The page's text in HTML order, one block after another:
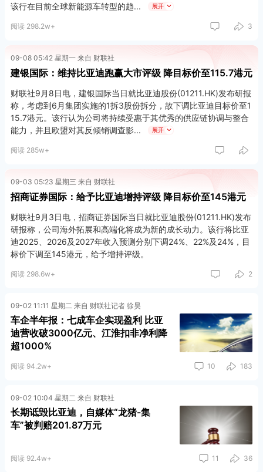
该行在目前全球新能源车转型的趋
展开
阅读 298.2w+ 3
09-08 05:42 星期一 来自 财联社
建银国际：维持比亚迪跑赢大市评级 降目标价至115.7港元
财联社9月8日电，建银国际当日就比亚迪股份(01211.HK)发布研报
称，考虑到6月集团实施的1拆3股份拆分，故下调比亚迪目标价至1
15.7港元。该行认为公司将持续受惠于其优秀的供应链协调与整合
能力，并且欧盟对其反倾销调查影
展开
阅读 285w+
09-03 05:23 星期三 来自 财联社
招商证券国际：给予比亚迪增持评级 降目标价至145港元
财联社9月3日电，招商证券国际当日就比亚迪股份(01211.HK)发布
研报称，公司海外拓展和高端化将成为新的成长动力。该行将比亚
迪2025、2026及2027年收入预测分别下调24%、22%及24%，目
标价下调至145港元，给予增持评级。
阅读 298.6w+ 2
09-02 11:11 星期二 来自 财联社记者 徐昊
车企半年报：七成车企实现盈利 比亚
迪营收破3000亿元、江淮扣非净利降
超1000%
阅读 94.2w+ 10 183
09-02 10:04 星期二 来自 财联社
长期诋毁比亚迪，自媒体“龙猪-集
车”被判赔201.87万元
阅读 92.4w+ 11 36